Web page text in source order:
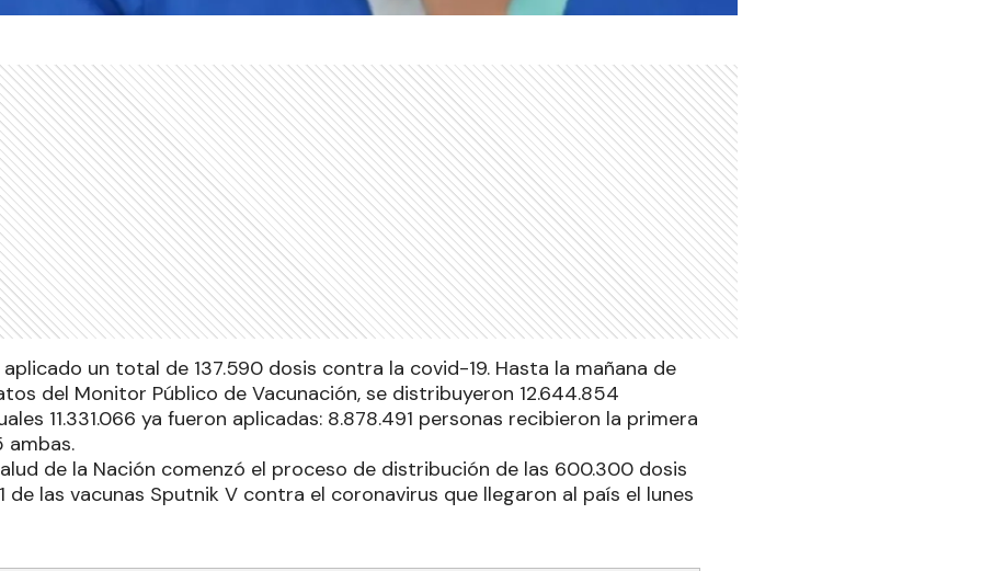
un total de 137.590 dosis contra la covid-19. Hasta la mañana de
del Monitor Público de Vacunación, se distribuyeron 12.644.854
11.331.066 ya fueron aplicadas: 8.878.491 personas recibieron la primera
ambas.
de la Nación comenzó el proceso de distribución de las 600.300 dosis
de las vacunas Sputnik V contra el coronavirus que llegaron al país el lunes